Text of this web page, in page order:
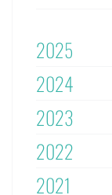
2025
2024
2023
2022
2021